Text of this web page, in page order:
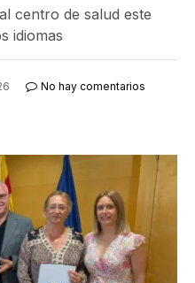
centro de salud este
idiomas
No hay comentarios